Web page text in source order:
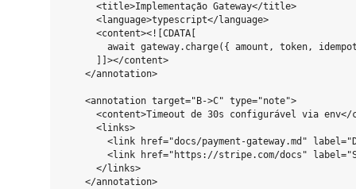
      <title>Implementação Gateway</title>
      <language>typescript</language>
      <content><![CDATA[
await gateway.charge({ amount, token,
      ]]></content>
    </annotation>
    <annotation target="B->C" type="note">
<content>Timeout de 30s configurável via env</
      <links>
<link href="docs/payment-gateway.md"
<link href="https://stripe.com/docs"
      </links>
    </annotation>